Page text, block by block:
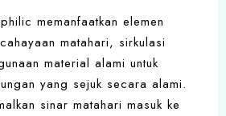
memanfaatkan elemen
matahari, sirkulasi
material alami untuk
yang sejuk secara alami.
sinar matahari masuk ke